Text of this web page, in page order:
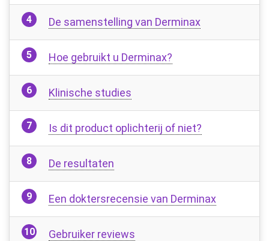
De samenstelling van Derminax
Hoe gebruikt u Derminax?
Klinische studies
Is dit product oplichterij of niet?
De resultaten
Een doktersrecensie van Derminax
Gebruiker reviews